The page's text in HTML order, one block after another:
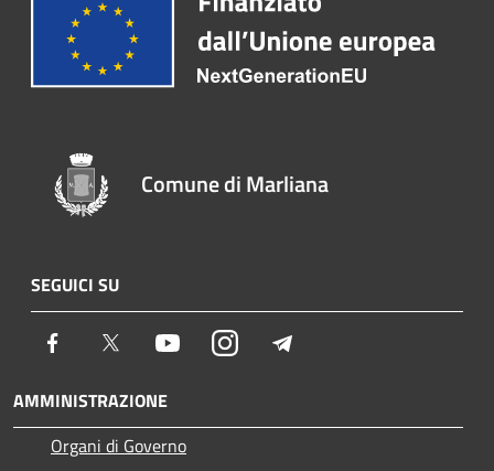
Comune di Marliana
SEGUICI SU
Facebook Twitter YoutubeInstagram
AMMINISTRAZIONE
Organi di Governo